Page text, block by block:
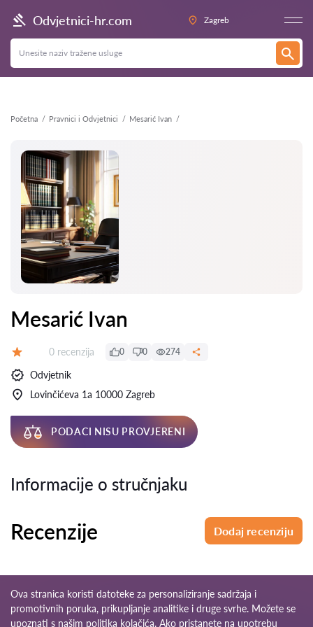
Odvjetnici-hr.com Zagreb
Početna Pravnici i Odvjetnici Mesarić Ivan
Natrag
Mesarić Ivan
Recenzija:
0 recenzija 0 0 274
Odvjetnik
Lovinčićeva 1a 10000 Zagreb
PODACI NISU PROVJERENI
Informacije o stručnjaku
Recenzije Dodaj recenziju
Ova stranica koristi datoteke za personaliziranje sadržaja i
promotivnih poruka, prikupljanje analitike i druge svrhe. Možete se
upoznati s našim politika kolačića. Ako pristanete na upotrebu